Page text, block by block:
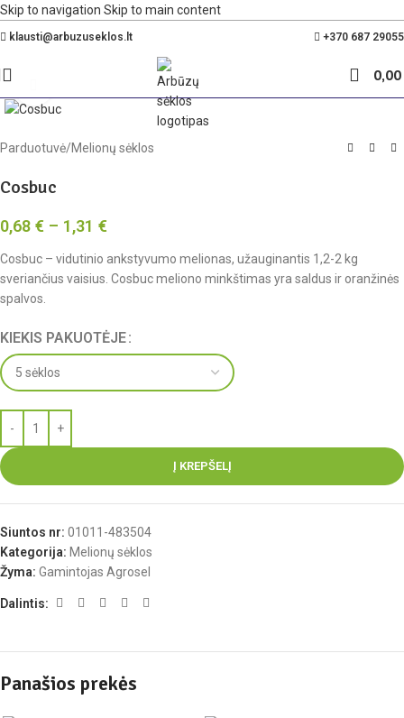
Skip to navigation Skip to main content
klausti@arbuzuseklos.lt +370 687 29055
0,00
Spustelėkite, kad padidintumėte
Parduotuvė/Melionų sėklos
Cosbuc
0,68 € – 1,31 €
Cosbuc – vidutinio ankstyvumo melionas, užauginantis 1,2-2 kg
sveriančius vaisius. Cosbuc meliono minkštimas yra saldus ir oranžinės
spalvos.
KIEKIS PAKUOTĖJE
Į KREPŠELĮ
Siuntos nr: 01011-483504
Kategorija: Melionų sėklos
Žyma: Gamintojas Agrosel
Dalintis:
Panašios prekės